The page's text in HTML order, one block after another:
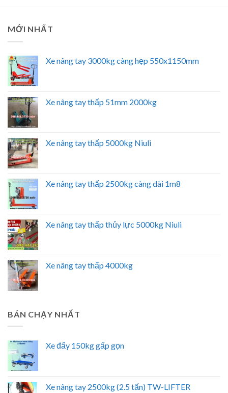
MỚI NHẤT
Xe nâng tay 3000kg càng hẹp 550x1150mm
Xe nâng tay thấp 51mm 2000kg
Xe nâng tay thấp 5000kg Niuli
Xe nâng tay thấp 2500kg càng dài 1m8
Xe nâng tay thấp thủy lực 5000kg Niuli
Xe nâng tay thấp 4000kg
BÁN CHẠY NHẤT
Xe đẩy 150kg gấp gọn
Xe nâng tay 2500kg (2.5 tấn) TW-LIFTER